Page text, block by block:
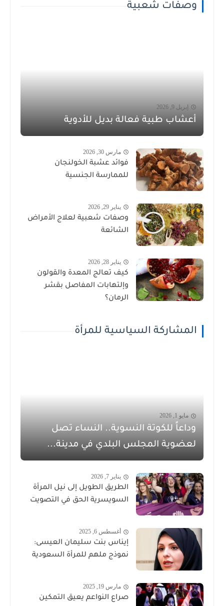
وصفات شعبية
إبريل 9, 2026
أعشاب طبية فعالة بديل للأدوية
مارس 30, 2026
فوائد عشبة الخولنجان
للممارسة الجنسية
يناير 29, 2026
وصفات شعبية لعلاج الأمراض
الشائعة
يناير 28, 2026
كيف تعالج المعدة والقولون
وإلتهابات المفاصل بقشر
الرمان؟
المشاركة السياسية للمرأة
مايو 1, 2026
وداعاً للكوتة النسوية.. النساء تصل
لعضوية المجلس البلدي في مدينة...
يناير 7, 2026
الطريق الطويل إلى نيل المرأة
السويسرية الحق في التصويت
أغسطس 6, 2025
إيناس بنت سليمان العيسى:
نموذج ملهم للمرأة السعودية
مارس 19, 2025
صراع النواعم يعيق التمكين